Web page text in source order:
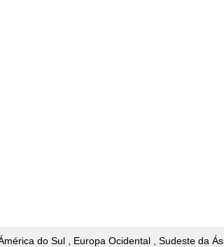
do Sul , Europa Ocidental , Sudeste da